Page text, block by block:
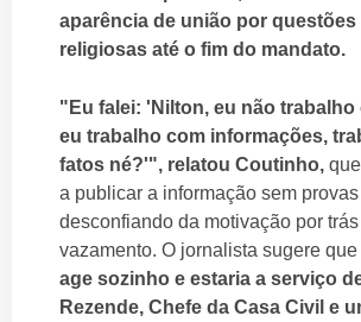
aparência de união por
religiosas até o fim do mandato.
"Eu falei: 'Nilton, eu não trabalho
eu trabalho com informações,
fatos né?'", relatou Coutinho,
a publicar a informação sem
desconfiando da motivação por
vazamento. O jornalista sugere
age sozinho e estaria a serviço
Rezende, Chefe da Casa Civil e